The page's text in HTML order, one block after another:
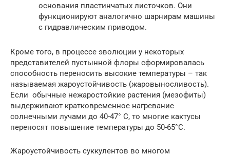
основания пластинчатых листочков. Они
функционируют аналогично шарнирам машины
с гидравлическим приводом.
Кроме того, в процессе эволюции у некоторых
представителей пустынной флоры сформировалась
способность переносить высокие температуры – так
называемая жароустойчивость (жаровыносливость).
Если обычные нежаростойкие растения (мезофиты)
выдерживают кратковременное нагревание
солнечными лучами до 40-47° С, то многие кактусы
переносят повышение температуры до 50-65°С.
Жароустойчивость суккулентов во многом